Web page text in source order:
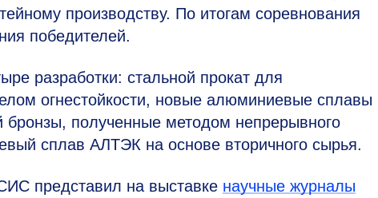
производству. По итогам соревнования
победителей.
разработки: стальной прокат для
огнестойкости, новые алюминиевые сплавы
полученные методом непрерывного
сплав АЛТЭК на основе вторичного сырья.
представил на выставке научные журналы